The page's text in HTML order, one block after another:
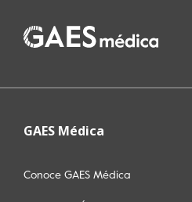
GAES Médica
Conoce GAES Médica